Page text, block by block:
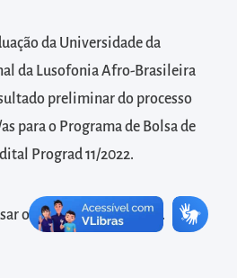
da Universidade da
da Lusofonia Afro-Brasileira
preliminar do processo
para o Programa de Bolsa de
Prograd 11/2022.
o resultado preliminar.